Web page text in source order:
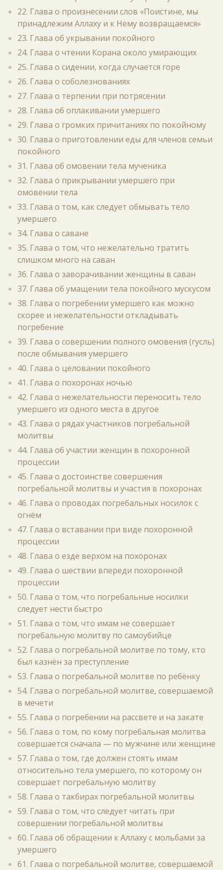
22. Глава о произнесении слов «Поистине, мы
принадлежим Аллаху и к Нему возвращаемся»
23. Глава об укрывании покойного
24. Глава о чтении Корана около умирающих
25. Глава о сидении, когда случается горе
26. Глава о соболезнованиях
27. Глава о терпении при потрясении
28. Глава об оплакивании умершего
29. Глава о громких причитаниях по покойному
30. Глава о приготовлении еды для членов семьи
покойного
31. Глава об омовении тела мученика
32. Глава о прикрывании умершего при
омовении тела
33. Глава о том, как следует обмывать тело
умершего
34. Глава о саване
35. Глава о том, что нежелательно тратить
слишком много на саван
36. Глава о заворачивании женщины в саван
37. Глава об умащении тела покойного мускусом
38. Глава о погребении умершего как можно
скорее и нежелательности откладывать
погребение
39. Глава о совершении полного омовения (гусль)
после обмывания умершего
40. Глава о целовании покойного
41. Глава о похоронах ночью
42. Глава о нежелательности переносить тело
умершего из одного места в другое
43. Глава о рядах участников погребальной
молитвы
44. Глава об участии женщин в похоронной
процессии
45. Глава о достоинстве совершения
погребальной молитвы и участия в похоронах
46. Глава о проводах погребальных носилок с
огнём
47. Глава о вставании при виде похоронной
процессии
48. Глава о езде верхом на похоронах
49. Глава о шествии впереди похоронной
процессии
50. Глава о том, что погребальные носилки
следует нести быстро
51. Глава о том, что имам не совершает
погребальную молитву по самоубийце
52. Глава о погребальной молитве по тому, кто
был казнён за преступление
53. Глава о погребальной молитве по ребёнку
54. Глава о погребальной молитве, совершаемой
в мечети
55. Глава о погребении на рассвете и на закате
56. Глава о том, по кому погребальная молитва
совершается сначала — по мужчине или женщине
57. Глава о том, где должен стоять имам
относительно тела умершего, по которому он
совершает погребальную молитву
58. Глава о такбирах погребальной молитвы
59. Глава о том, что следует читать при
совершении погребальной молитвы
60. Глава об обращении к Аллаху с мольбами за
умершего
61. Глава о погребальной молитве, совершаемой